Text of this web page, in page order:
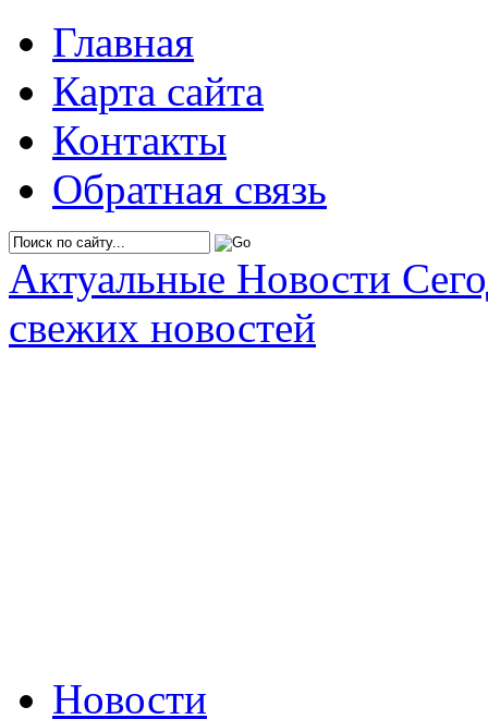
Главная
Карта сайта
Контакты
Обратная связь
Актуальные Новости
свежих новостей
Новости